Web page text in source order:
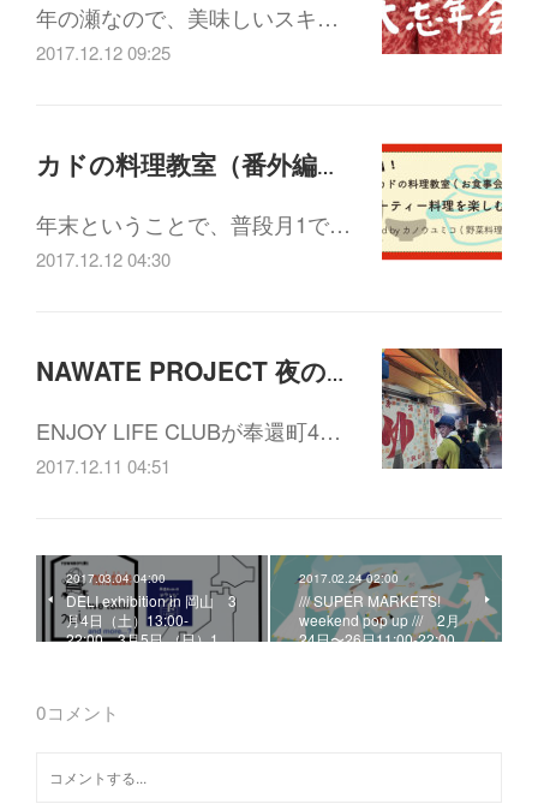
年の瀬なので、美味しいスキ…
2017.12.12 09:25
カドの料理教室（番外編）「パーティー料理を楽しむ会」12/26(火)19:00-21:30
年末ということで、普段月1で…
2017.12.12 04:30
NAWATE PROJECT 夜の茶話会vol.6 「奉還町 幻の4丁目会議」12/19(火)19:30-21:00
ENJOY LIFE CLUBが奉還町4…
2017.12.11 04:51
2017.03.04 04:00
DELI exhibition in 岡山 3
月4日（土）13:00-
22:00、3月5日 （日）1…
2017.02.24 02:00
/// SUPER MARKETS!
weekend pop up /// 2月
24日〜26日11:00-22:00…
0コメント